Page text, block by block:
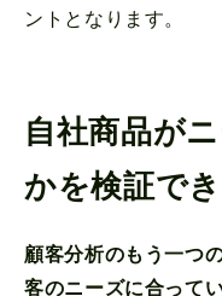
ントとなります。
自社商品が
かを検証で
顧客分析のもう一つ
客のニーズに合って